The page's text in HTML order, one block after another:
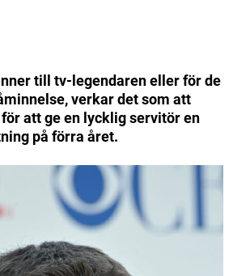
till tv-legendaren eller för de
verkar det som att
att ge en lycklig servitör en
på förra året.